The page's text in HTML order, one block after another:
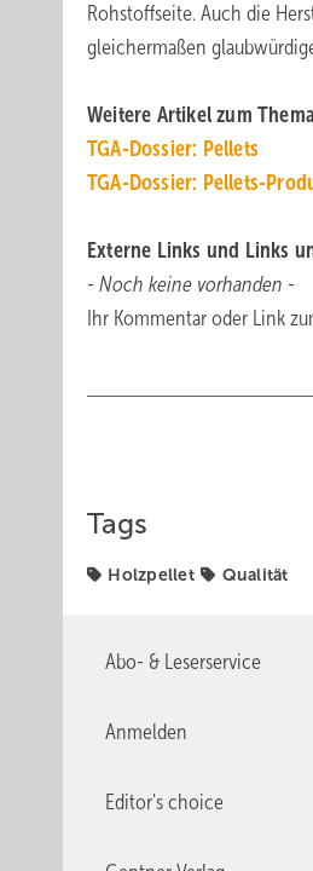
Rohstoffseite. Auch die
gleichermaßen
Weitere Artikel zum
TGA-Dossier: Pellets
TGA-Dossier: Pellets-
Externe Links und Links
- Noch keine vorhanden -
Ihr Kommentar oder Link
Tags
Holzpellet Qualität
Abo- & Leserservice
Anmelden
Editor's choice